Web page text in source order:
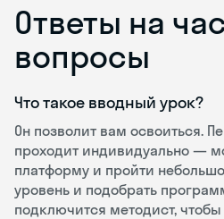
Ответы на
вопросы
Что такое вводный урок?
Он позволит вам освоиться.
проходит индивидуально —
платформу и пройти
уровень и подобрать
подключится методист, чтобы